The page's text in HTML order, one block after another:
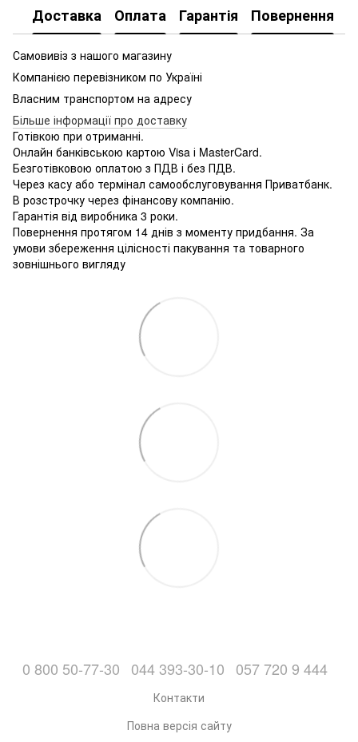
Доставка Оплата Гарантія Повернення
Самовивіз з нашого магазину
Компанією перевізником по Україні
Власним транспортом на адресу
Більше інформації про доставку
Готівкою при отриманні.
Онлайн банківською картою Visa і MasterCard.
Безготівковою оплатою з ПДВ і без ПДВ.
Через касу або термінал самообслуговування Приватбанк.
В розстрочку через фінансову компанію.
Гарантія від виробника 3 роки.
Повернення протягом 14 днів з моменту придбання. За
умови збереження цілісності пакування та товарного
зовнішнього вигляду
0 800 50-77-30 044 393-30-10 057 720 9 444
Контакти
Повна версія сайту